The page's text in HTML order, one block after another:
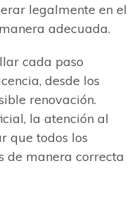
legalmente en el
adecuada.
cada paso
desde los
renovación.
la atención al
que todos los
de manera correcta